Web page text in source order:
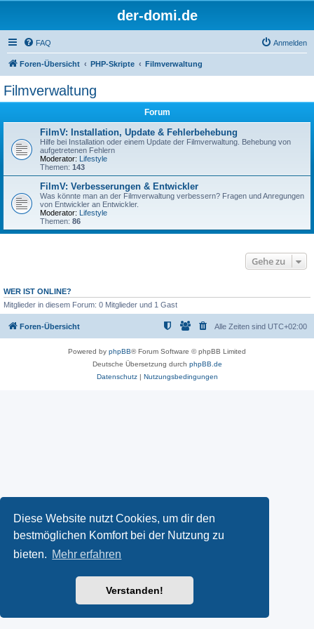
Diese Website nutzt Cookies, um dir den
bestmöglichen Komfort bei der Nutzung zu
bieten. Mehr erfahren
Verstanden!
der-domi.de
FAQ Anmelden
Foren-Übersicht PHP-Skripte Filmverwaltung
Filmverwaltung
Forum
FilmV: Installation, Update & Fehlerbehebung
Hilfe bei Installation oder einem Update der Filmverwaltung. Behebung von
aufgetretenen Fehlern
Moderator: Lifestyle
Themen: 143
FilmV: Verbesserungen & Entwickler
Was könnte man an der Filmverwaltung verbessern? Fragen und Anregungen
von Entwickler an Entwickler.
Moderator: Lifestyle
Themen: 86
Gehe zu
WER IST ONLINE?
Mitglieder in diesem Forum: 0 Mitglieder und 1 Gast
Foren-Übersicht Alle Zeiten sind UTC+02:00
Powered by phpBB® Forum Software © phpBB Limited
Deutsche Übersetzung durch phpBB.de
Datenschutz| Nutzungsbedingungen